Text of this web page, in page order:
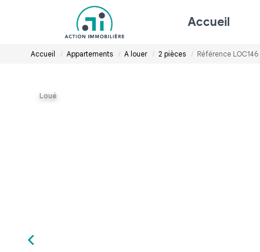
Accueil
Accueil Appartements A louer 2 pièces Référence LOC146
Loué